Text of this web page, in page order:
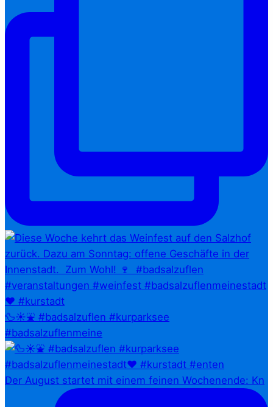
🦆☀️⛲ #badsalzuflen #kurparksee
#badsalzuflenmeine
Der August startet mit einem feinen Wochenende: Kn